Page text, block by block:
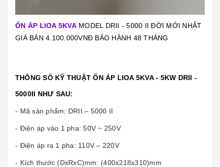
ỔN ÁP LIOA 5KVA MODEL DRII - 5000 II ĐỜI MỚI NHẤT
GIÁ BÁN 4.100.000VNĐ BẢO HÀNH 48 THÁNG
THÔNG SỐ KỸ THUẬT ỔN ÁP LIOA 5KVA - 5KW DRII -
5000II NHƯ SAU:
- Mã sản phẩm: DRII – 5000 II
- Điện áp vào 1 pha: 50V ~ 250V
- Điện áp ra 1 pha: 110V – 220V
- Kích thước (DxRxC)mm: (400x218x310)mm